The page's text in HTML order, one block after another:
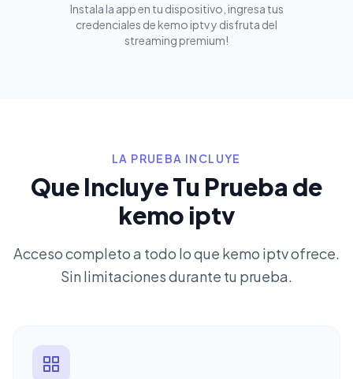
Instala la app en tu dispositivo, ingresa tus
credenciales de kemo iptv y disfruta del
streaming premium!
LA PRUEBA INCLUYE
Que Incluye Tu Prueba de
kemo iptv
Acceso completo a todo lo que kemo iptv ofrece.
Sin limitaciones durante tu prueba.